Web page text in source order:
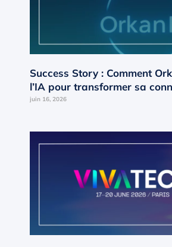
Success Story : Comment
l’IA pour transformer sa
interne en moteur de
juin 16, 2026